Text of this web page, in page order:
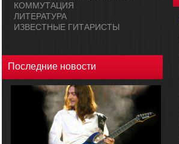
КОММУТАЦИЯ
ЛИТЕРАТУРА
ИЗВЕСТНЫЕ ГИТАРИСТЫ
Последние новости